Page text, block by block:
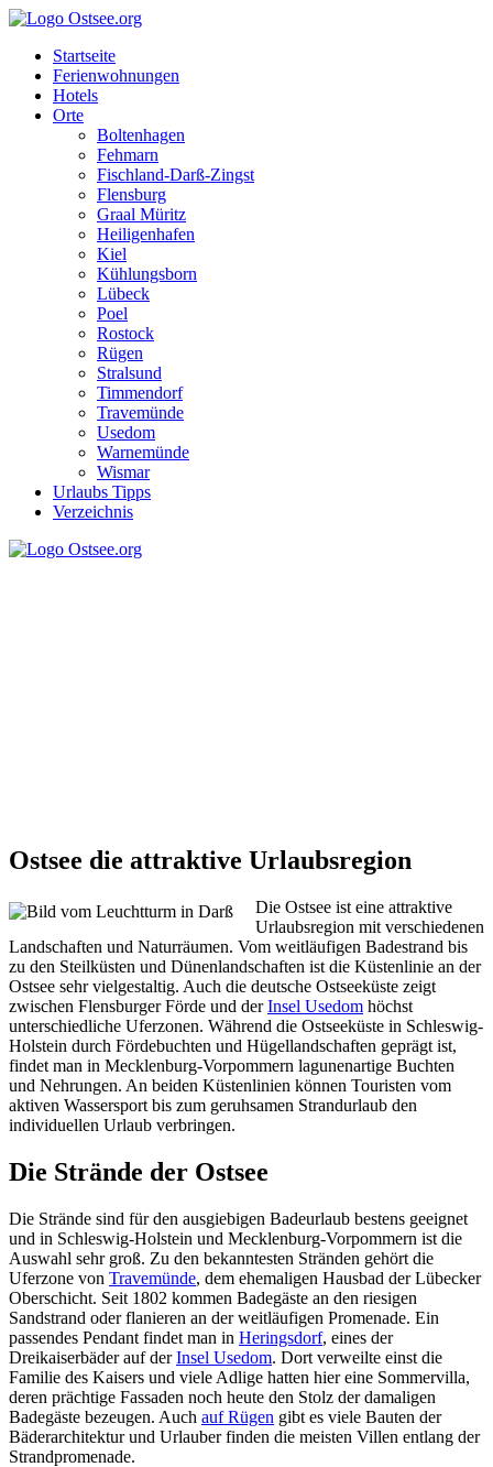
Startseite
Ferienwohnungen
Hotels
Orte
Boltenhagen
Fehmarn
Fischland-Darß-Zingst
Flensburg
Graal Müritz
Heiligenhafen
Kiel
Kühlungsborn
Lübeck
Poel
Rostock
Rügen
Stralsund
Timmendorf
Travemünde
Usedom
Warnemünde
Wismar
Urlaubs Tipps
Verzeichnis
Ostsee die attraktive Urlaubsregion
Die Ostsee ist eine attraktive
Urlaubsregion mit verschiedenen
Landschaften und Naturräumen. Vom weitläufigen Badestrand bis
zu den Steilküsten und Dünenlandschaften ist die Küstenlinie an der
Ostsee sehr vielgestaltig. Auch die deutsche Ostseeküste zeigt
zwischen Flensburger Förde und derInsel Usedom höchst
unterschiedliche Uferzonen. Während die Ostseeküste in Schleswig-
Holstein durch Fördebuchten und Hügellandschaften geprägt ist,
findet man in Mecklenburg-Vorpommern lagunenartige Buchten
und Nehrungen. An beiden Küstenlinien können Touristen vom
aktiven Wassersport bis zum geruhsamen Strandurlaub den
individuellen Urlaub verbringen.
Die Strände der Ostsee
Die Strände sind für den ausgiebigen Badeurlaub bestens geeignet
und in Schleswig-Holstein und Mecklenburg-Vorpommern ist die
Auswahl sehr groß. Zu den bekanntesten Stränden gehört die
Uferzone von Travemünde, dem ehemaligen Hausbad der Lübecker
Oberschicht. Seit 1802 kommen Badegäste an den riesigen
Sandstrand oder flanieren an der weitläufigen Promenade. Ein
passendes Pendant findet man in Heringsdorf, eines der
Dreikaiserbäder auf derInsel Usedom. Dort verweilte einst die
Familie des Kaisers und viele Adlige hatten hier eine Sommervilla,
deren prächtige Fassaden noch heute den Stolz der damaligen
Badegäste bezeugen. Auch auf Rügen gibt es viele Bauten der
Bäderarchitektur und Urlauber finden die meisten Villen entlang der
Strandpromenade.